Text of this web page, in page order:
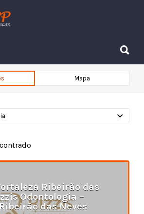
Mapa
Ribeirão das
Odontologia –
das Neves